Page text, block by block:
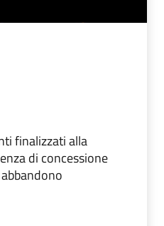
finalizzati alla
di concessione